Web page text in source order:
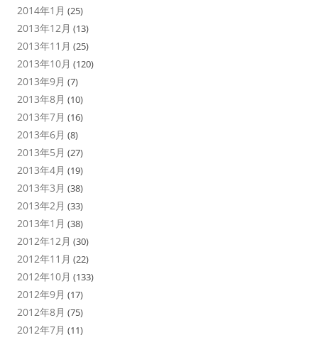
2014年1月 (25)
2013年12月 (13)
2013年11月 (25)
2013年10月 (120)
2013年9月 (7)
2013年8月 (10)
2013年7月 (16)
2013年6月 (8)
2013年5月 (27)
2013年4月 (19)
2013年3月 (38)
2013年2月 (33)
2013年1月 (38)
2012年12月 (30)
2012年11月 (22)
2012年10月 (133)
2012年9月 (17)
2012年8月 (75)
2012年7月 (11)